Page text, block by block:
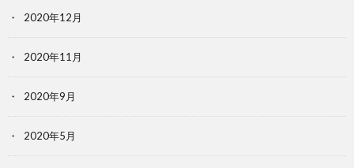
2020年12月
2020年11月
2020年9月
2020年5月